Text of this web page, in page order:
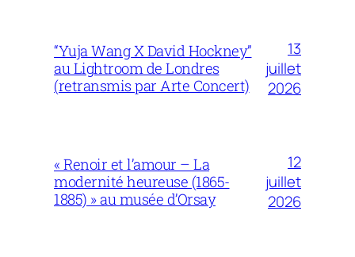
“Yuja Wang X David Hockney”
au Lightroom de Londres
(retransmis par Arte Concert)
13
juillet
2026
« Renoir et l’amour – La
modernité heureuse (1865-
1885) » au musée d’Orsay
12
juillet
2026